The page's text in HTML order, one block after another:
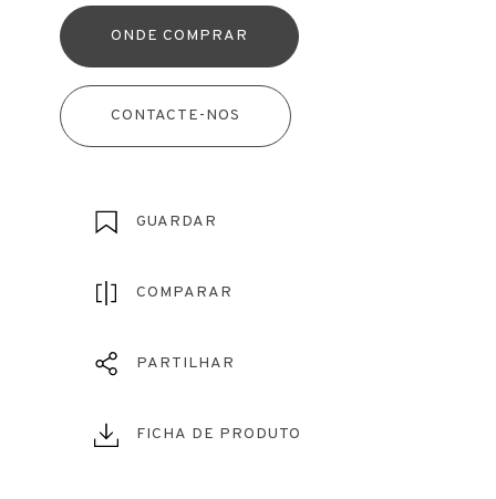
ONDE COMPRAR
CONTACTE-NOS
GUARDAR
COMPARAR
PARTILHAR
FICHA DE PRODUTO